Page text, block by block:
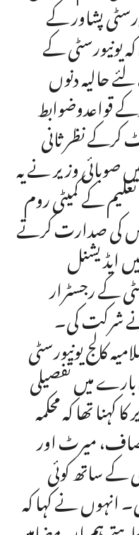
پشاور کے
یونیورسٹی کے
حالیہ دنوں
قواعدوضوابط
کرکے نظر ثانی
صوبائی وزیر نے یہ
کے کمیٹی روم
کی صدارت کرتے
ایڈیشنل
کے رجسٹرار
شرکت کی۔
کالج یونیورسٹی
میں تفصیلی
تھا کہ محکمہ
میرٹ اور
کے ساتھ کوئی
انہوں نے کہا کہ